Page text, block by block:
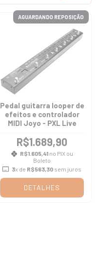
AGUARDANDO REPOSIÇÃO
Pedal guitarra looper de
efeitos e controlador
MIDI Joyo - PXL Live
R$1.689,90
R$1.605,41no PIX ou
Boleto
3x de R$563,30 sem juros
DETALHES